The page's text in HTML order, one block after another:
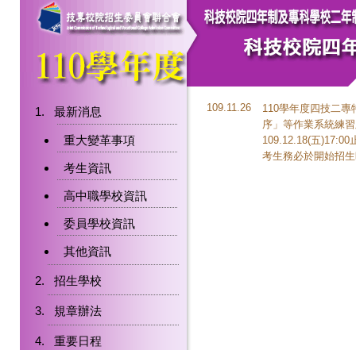
最新消息
重大變革事項
考生資訊
高中職學校資訊
委員學校資訊
其他資訊
招生學校
規章辦法
重要日程
109.11.26
110學年度四技二
序」等作業系統練
109.12.18(五)17:00
考生務必於開始招